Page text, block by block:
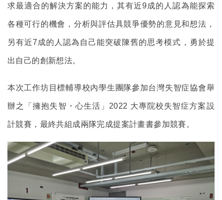
求最適合的解決方案的能力，其有近9成的人認為能探索
各種可行的機會，分析與評估具競爭優勢的意見和想法，
另有近7成的人認為自己能突破陳舊的思考模式，勇於提
出自己的創新想法。
本次工作坊目標輔導校內學生團隊參加台灣失智症協會舉
辦之「擁抱失智・心生活」2022 大專院校失智症方案設
計競賽，最終共組成兩隊完成提案計畫書參加競賽。